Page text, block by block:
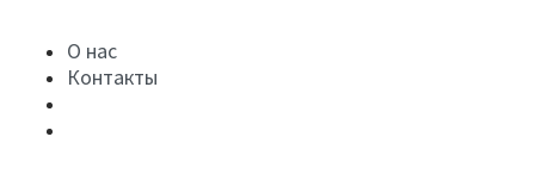
О нас
Контакты